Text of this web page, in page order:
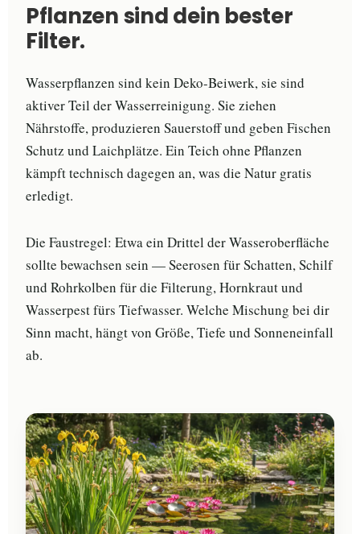
Pflanzen sind dein bester
Filter.
Wasserpflanzen sind kein Deko-Beiwerk, sie sind
aktiver Teil der Wasserreinigung. Sie ziehen
Nährstoffe, produzieren Sauerstoff und geben Fischen
Schutz und Laichplätze. Ein Teich ohne Pflanzen
kämpft technisch dagegen an, was die Natur gratis
erledigt.
Die Faustregel: Etwa ein Drittel der Wasseroberfläche
sollte bewachsen sein — Seerosen für Schatten, Schilf
und Rohrkolben für die Filterung, Hornkraut und
Wasserpest fürs Tiefwasser. Welche Mischung bei dir
Sinn macht, hängt von Größe, Tiefe und Sonneneinfall
ab.